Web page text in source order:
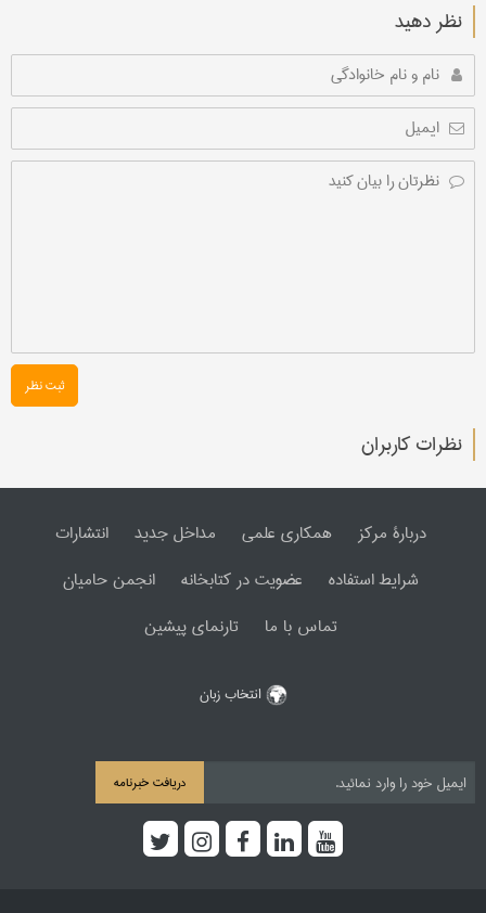
نظر دهید
ثبت نظر
نظرات کاربران
دربارۀ مرکز همکاری علمی مداخل جدید
انتشارات
شرایط استفاده
عضویت در کتابخانه
انجمن حامیان
تماس با ما
تارنمای پیشین
انتخاب زبان
دریافت خبرنامه